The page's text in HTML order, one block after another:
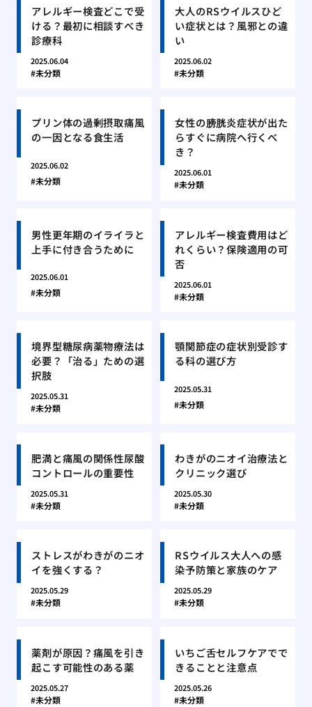
アレルギー検査どこで受
ける？最初に相談すべき
診療科
2025.06.04
未分類
大人のRSウイルスひど
い症状とは？風邪との違
い
2025.06.02
未分類
プリン体の過剰摂取痛風
の一因となる食生活
2025.06.02
未分類
女性の膀胱炎症状が出た
らすぐに病院へ行くべ
き？
2025.06.01
未分類
男性更年期のイライラと
上手に付き合うために
2025.06.01
未分類
アレルギー検査費用はど
れくらい？保険適用の可
否
2025.06.01
未分類
境界型糖尿病薬物療法は
必要？「治る」ための選
択肢
2025.05.31
未分類
顎関節症の症状別受診す
る科の選び方
2025.05.31
未分類
肥満と痛風の関係性尿酸
コントロールの重要性
2025.05.31
未分類
わきがのニオイ治療法と
クリニック選び
2025.05.30
未分類
ストレスがわきがのニオ
イを強くする？
2025.05.29
未分類
RSウイルス大人への感
染予防策と家族のケア
2025.05.29
未分類
薬剤が原因？痛風を引き
起こす可能性のある薬
2025.05.27
未分類
いちご舌セルフケアでで
きることと注意点
2025.05.26
未分類